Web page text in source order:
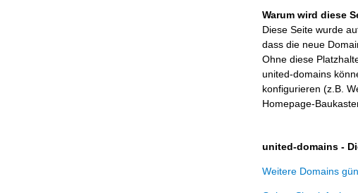
Warum wird diese
Diese Seite wurde
dass die neue
Ohne diese
united-domains
konfigurieren (z.B.
Homepage-
united-domains -
Weitere Domains